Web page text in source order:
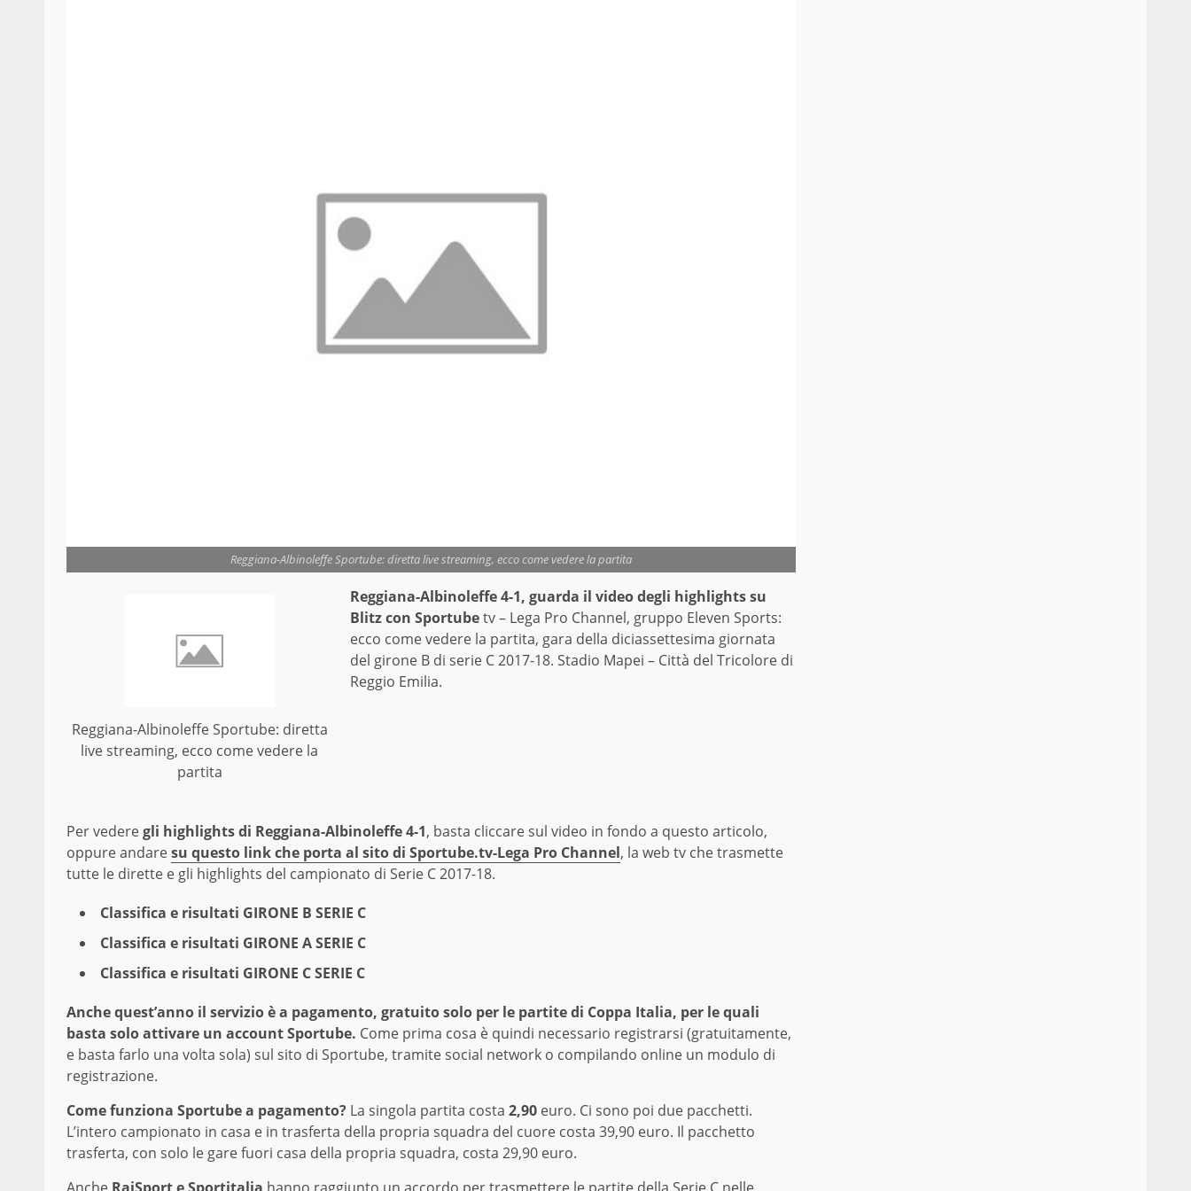
Reggiana-Albinoleffe Sportube: diretta live streaming, ecco come vedere la partita
Reggiana-Albinoleffe Sportube: diretta
live streaming, ecco come vedere la
partita
Reggiana-Albinoleffe 4-1, guarda il video degli highlights su
Blitz con Sportubetv – Lega Pro Channel, gruppo Eleven Sports:
ecco come vedere la partita, gara della diciassettesima giornata
del girone B di serie C 2017-18. Stadio Mapei – Città del Tricolore di
Reggio Emilia.
Per vederegli highlights di Reggiana-Albinoleffe 4-1, basta cliccare sul video in fondo a questo articolo,
oppure andaresu questo link che porta al sito di Sportube.tv-Lega Pro Channel, la web tv che trasmette
tutte le dirette e gli highlights del campionato di Serie C 2017-18.
Classifica e risultati GIRONE B SERIE C
Classifica e risultati GIRONE A SERIE C
Classifica e risultati GIRONE C SERIE C
Anche quest’anno il servizio è a pagamento, gratuito solo per le partite di Coppa Italia, per le quali
basta solo attivare un account Sportube. Come prima cosa è quindi necessario registrarsi (gratuitamente,
e basta farlo una volta sola) sul sito di Sportube, tramite social network o compilando online un modulo di
registrazione.
Come funziona Sportube a pagamento? La singola partita costa 2,90 euro. Ci sono poi due pacchetti.
L’intero campionato in casa e in trasferta della propria squadra del cuore costa 39,90 euro. Il pacchetto
trasferta, con solo le gare fuori casa della propria squadra, costa 29,90 euro.